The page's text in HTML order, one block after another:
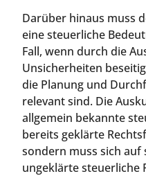
Darüber hinaus muss
eine steuerliche
Fall, wenn durch die
Unsicherheiten
die Planung und
relevant sind. Die
allgemein bekannte
bereits geklärte
sondern muss sich auf
ungeklärte steuerliche